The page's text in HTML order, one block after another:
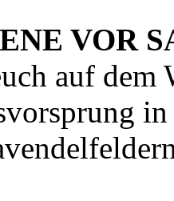
VOR
auf